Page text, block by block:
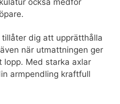
också medför
dig att upprätthålla
när utmattningen ger
lopp. Med starka axlar
armpendling kraftfull